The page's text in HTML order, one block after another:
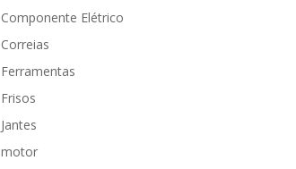
Componente Elétrico
Correias
Ferramentas
Frisos
Jantes
motor